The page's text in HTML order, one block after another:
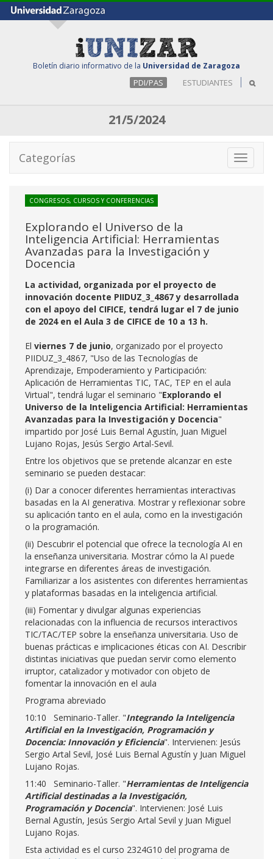
Boletín diario informativo de la Universidad de Zaragoza
PDI/PAS ESTUDIANTES
21/5/2024
Toggle
Categorías
CONGRESOS, CURSOS Y CONFERENCIAS
Explorando el Universo de la
Inteligencia Artificial: Herramientas
Avanzadas para la Investigación y
Docencia
La actividad, organizada por el proyecto de
innovación docente PIIDUZ_3_4867 y desarrollada
con el apoyo del CIFICE, tendrá lugar el 7 de junio
de 2024 en el Aula 3 de CIFICE de 10 a 13 h.
El viernes 7 de junio, organizado por el proyecto
PIIDUZ_3_4867, "Uso de las Tecnologías de
Aprendizaje, Empoderamiento y Participación:
Aplicación de Herramientas TIC, TAC, TEP en el aula
Virtual", tendrá lugar el seminario "Explorando el
Universo de la Inteligencia Artificial: Herramientas
Avanzadas para la Investigación y Docencia"
impartido por José Luis Bernal Agustín, Juan Miguel
Lujano Rojas, Jesús Sergio Artal-Sevil.
Entre los objetivos que se pretende alcanzar en este
seminario se pueden destacar:
(i) Dar a conocer diferentes herramientas interactivas
basadas en la AI generativa. Mostrar y reflexionar sobre
su aplicación tanto en el aula, como en la investigación
o la programación.
(ii) Descubrir el potencial que ofrece la tecnología AI en
la enseñanza universitaria. Mostrar cómo la AI puede
integrarse en diferentes áreas de investigación.
Familiarizar a los asistentes con diferentes herramientas
y plataformas basadas en la inteligencia artificial.
(iii) Fomentar y divulgar algunas experiencias
relacionadas con la influencia de recursos interactivos
TIC/TAC/TEP sobre la enseñanza universitaria. Uso de
buenas prácticas e implicaciones éticas con AI. Describir
distintas iniciativas que puedan servir como elemento
irruptor, catalizador y motivador con objeto de
fomentar la innovación en el aula
Programa abreviado
10:10 Seminario-Taller. "Integrando la Inteligencia
Artificial en la Investigación, Programación y
Docencia: Innovación y Eficiencia". Intervienen: Jesús
Sergio Artal Sevil, José Luis Bernal Agustín y Juan Miguel
Lujano Rojas.
11:40 Seminario-Taller. "Herramientas de Inteligencia
Artificial destinadas a la Investigación,
Programación y Docencia". Intervienen: José Luis
Bernal Agustín, Jesús Sergio Artal Sevil y Juan Miguel
Lujano Rojas.
Esta actividad es el curso 2324G10 del programa de